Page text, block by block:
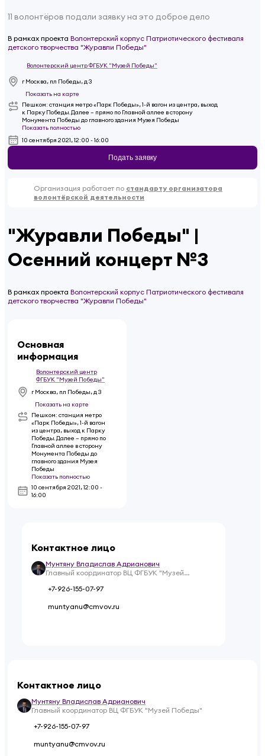
11 волонтёров подали заявку на это доброе дело
В рамках проекта Волонтерский корпус Патриотического фестиваля
детского творчества "Журавли Победы"
Волонтерский центр ФГБУК "Музей Победы"
г Москва, пл Победы, д 3
Показать на карте
Пешком: станция метро «Парк Победы», 1-й вагон из центра, выход
к Парку Победы. Далее – прямо по Главной аллее в сторону
Монумента Победы до главного здания Музея Победы
Показать полностью
10 сентября 2021, 12:00 - 16:00
Подать заявку
Организация работает по стандарту организатора
волонтёрской деятельности
"Журавли Победы" |
Осенний концерт №3
В рамках проекта Волонтерский корпус Патриотического фестиваля
детского творчества "Журавли Победы"
Основная
информация
Волонтерский центр
ФГБУК "Музей Победы"
г Москва, пл Победы, д 3
Показать на карте
Пешком: станция метро
«Парк Победы», 1-й вагон
из центра, выход к Парку
Победы. Далее – прямо по
Главной аллее в сторону
Монумента Победы до
главного здания Музея
Победы
Показать полностью
10 сентября 2021,12:00 -
16:00
Контактное лицо
Мунтяну Владислав Адрианович
Главный координатор ВЦ ФГБУК "Музей
+7-926-155-07-97
muntyanu@cmvov.ru
Контактное лицо
Мунтяну Владислав Адрианович
Главный координатор ВЦ ФГБУК "Музей Победы"
+7-926-155-07-97
muntyanu@cmvov.ru